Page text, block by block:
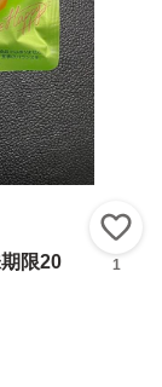
限20
1